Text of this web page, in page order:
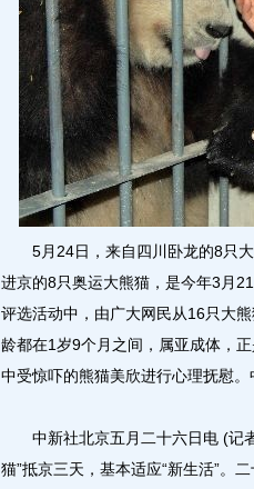
5月24日，来自四川卧龙的8只大
进京的8只奥运大熊猫，是今年3月
评选活动中，由广大网民从16只大
龄都在1岁9个月之间，属亚成体，
中受惊吓的熊猫美欣进行心理抚慰
中新社北京五月二十六日电 (记者
猫”抵京三天，基本适应“新生活”。